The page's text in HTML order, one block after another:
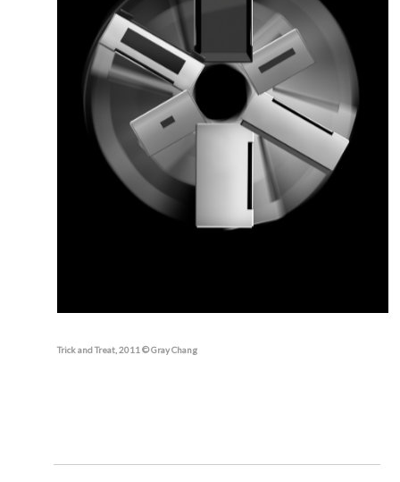
Trick and Treat, 2011 © Gray Chang